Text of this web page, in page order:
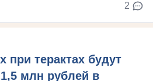
2
терактах будут
млн рублей в